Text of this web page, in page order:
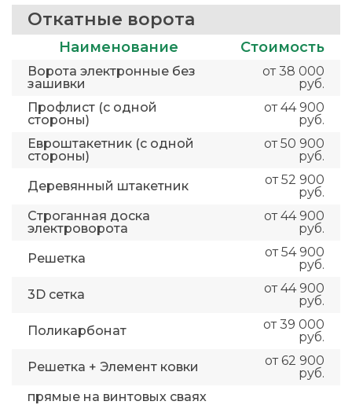
Откатные ворота
Наименование Стоимость
Ворота электронные без
зашивки
от 38 000
руб.
Профлист (с одной
стороны)
от 44 900
руб.
Евроштакетник (с одной
стороны)
от 50 900
руб.
Деревянный штакетник
от 52 900
руб.
Строганная доска
электроворота
от 44 900
руб.
Решетка
от 54 900
руб.
3D сетка
от 44 900
руб.
Поликарбонат
от 39 000
руб.
Решетка + Элемент ковки
от 62 900
руб.
прямые на винтовых сваях